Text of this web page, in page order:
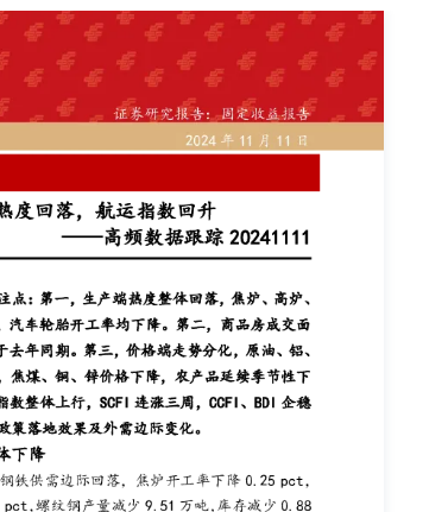
纹钢、沥青、化工、汽车轮胎开工率均下降。第二，商品房
油、铝、螺纹钢价格小幅上涨，焦煤、铜、锌价格下降，农
，CCFI、BDI企稳回升。短期重点关注政策落地效果及外
，焦炉开工率下降0.25 pct，高炉开工率下降0.15 pct，螺纹
；化工PX、PTA开工率分别下降4.15 pct和1.82 pct；汽车
售放量，航运指数整体回升 11月10日当周，商品房成交面
数企稳上涨1.51%；BDI指数触底回升，周上涨8.49%。11月
；电影票房较前一周减少1.39亿元。 10月31日当周，汽车
螺纹钢小幅上涨，焦煤、铜价下降 11月8日当周，布伦特原
元/吨，LME铜、铝、锌期货价格变动分别为-1.11%、
回落趋势，猪肉、鸡蛋、蔬菜、水果价格较前一周变动分
整车货运指数升至高位 11月8日当周，北京地铁客运量下
流量指数升至历史同期高位。 风险提示： 政策效果不及预
，焦炉开工率下降0.25pct，高炉开工率下降0.15pct，螺纹
化厂（230家样本）焦炉产能利用率为72.85%,较前一周下降
；全国建材钢厂螺纹钢产量243.22万吨,较前一周下降9.51
降3.2pct。11月6日当周，国内石油沥青装置开工率为
和1.82 pct。11月7日，国内化工PX开工率为83.49%，较前
轮胎：全钢胎下降1.91pct，半钢胎开工率下降0.14pct。11月
半钢胎开工率为79.19%，较前一周下降0.14pct。 图表1：焦